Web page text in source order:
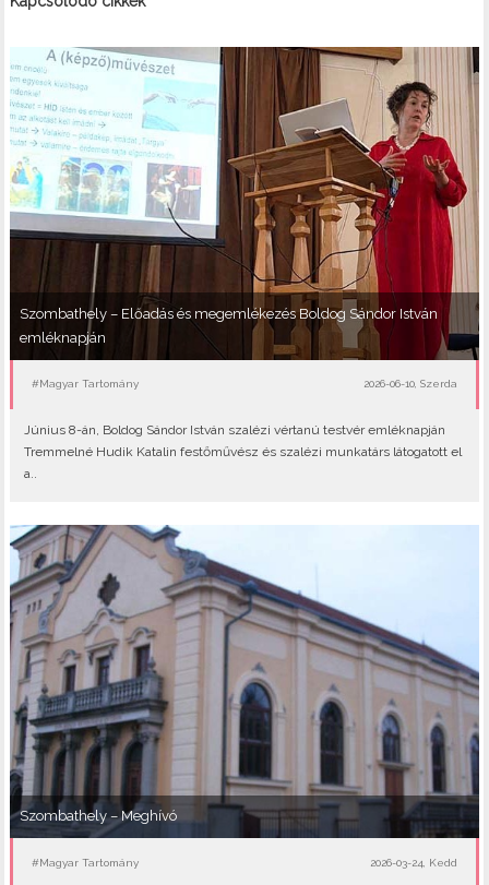
Szombathely – Előadás és megemlékezés Boldog Sándor István
emléknapján
#Magyar Tartomány 2026-06-10, Szerda
Június 8-án, Boldog Sándor István szalézi vértanú testvér emléknapján
Tremmelné Hudik Katalin festőművész és szalézi munkatárs látogatott el
a..
Szombathely – Meghívó
#Magyar Tartomány 2026-03-24, Kedd